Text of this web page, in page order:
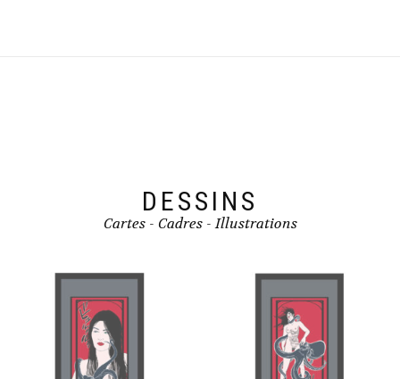
DESSINS
Cartes - Cadres - Illustrations